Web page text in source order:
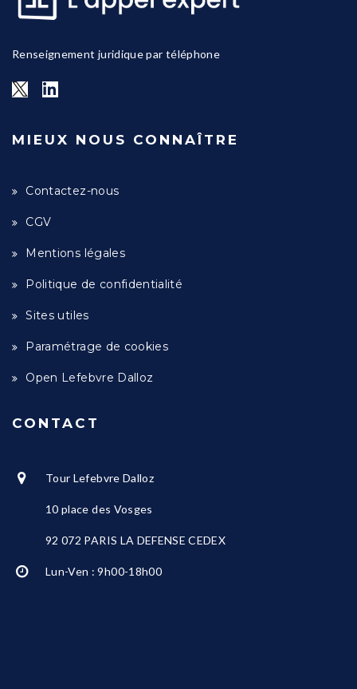
Renseignement juridique par téléphone
MIEUX NOUS CONNAÎTRE
Contactez-nous
CGV
Mentions légales
Politique de confidentialité
Sites utiles
Paramétrage de cookies
Open Lefebvre Dalloz
CONTACT
Tour Lefebvre Dalloz
10 place des Vosges
92 072 PARIS LA DEFENSE CEDEX
Lun-Ven : 9h00-18h00